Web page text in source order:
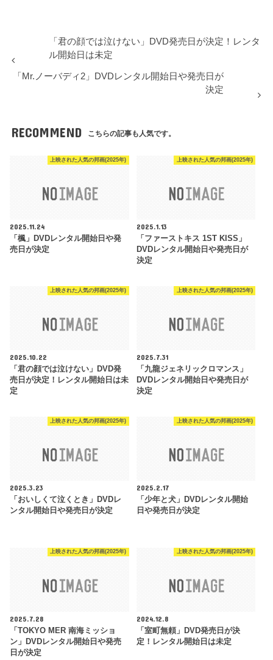
「君の顔では泣けない」DVD発売日が決定！レンタ
ル開始日は未定
「Mr.ノーバディ2」DVDレンタル開始日や発売日が
決定
RECOMMEND こちらの記事も人気です。
上映された人気の邦画(2025年)
2025.11.24
「楓」DVDレンタル開始日や発
売日が決定
上映された人気の邦画(2025年)
2025.1.13
「ファーストキス 1ST KISS」
DVDレンタル開始日や発売日が
決定
上映された人気の邦画(2025年)
2025.10.22
「君の顔では泣けない」DVD発
売日が決定！レンタル開始日は未
定
上映された人気の邦画(2025年)
2025.7.31
「九龍ジェネリックロマンス」
DVDレンタル開始日や発売日が
決定
上映された人気の邦画(2025年)
2025.3.23
「おいしくて泣くとき」DVDレ
ンタル開始日や発売日が決定
上映された人気の邦画(2025年)
2025.2.17
「少年と犬」DVDレンタル開始
日や発売日が決定
上映された人気の邦画(2025年)
2025.7.28
「TOKYO MER 南海ミッショ
ン」DVDレンタル開始日や発売
日が決定
上映された人気の邦画(2025年)
2024.12.8
「室町無頼」DVD発売日が決
定！レンタル開始日は未定